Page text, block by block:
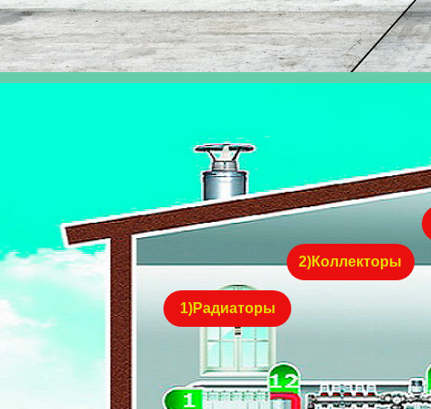
1)Радиаторы
2)Коллекторы